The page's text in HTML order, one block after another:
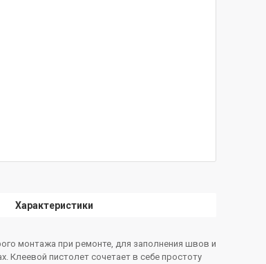
Характеристики
монтажа при ремонте, для заполнения швов и
пистолет сочетает в себе простоту